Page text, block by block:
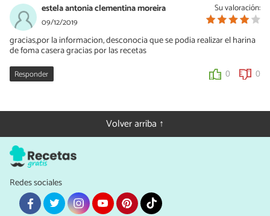
Su valoración:
estela antonia clementina moreira
09/12/2019
gracias,por la informacion, desconocia que se podia realizar el harina
de foma casera gracias por las recetas
Responder 0 0
Volver arriba ↑
Redes sociales